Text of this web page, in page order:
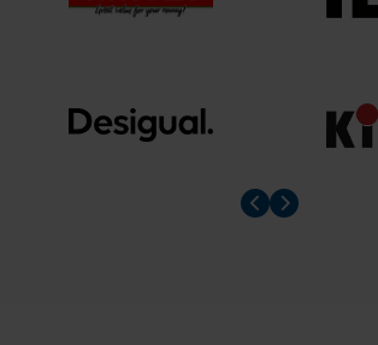
Prev slider
Prev slider